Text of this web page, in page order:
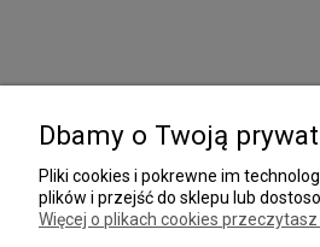
Dbamy o Twoją
Pliki cookies i pokrewne im
plików i przejść do sklepu lub
Więcej o plikach cookies